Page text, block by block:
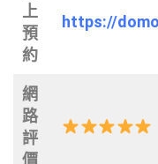
上
預
約
https://
網
路
評
價